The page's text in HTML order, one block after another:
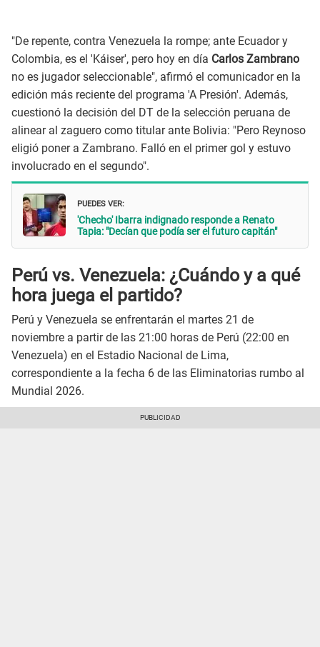
"De repente, contra Venezuela la rompe; ante Ecuador y
Colombia, es el 'Káiser', pero hoy en día Carlos Zambrano
no es jugador seleccionable", afirmó el comunicador en la
edición más reciente del programa 'A Presión'. Además,
cuestionó la decisión del DT de la selección peruana de
alinear al zaguero como titular ante Bolivia: "Pero Reynoso
eligió poner a Zambrano. Falló en el primer gol y estuvo
involucrado en el segundo".
PUEDES VER:
'Checho' Ibarra indignado responde a Renato
Tapia: "Decían que podía ser el futuro capitán"
Perú vs. Venezuela: ¿Cuándo y a qué
hora juega el partido?
Perú y Venezuela se enfrentarán el martes 21 de
noviembre a partir de las 21:00 horas de Perú (22:00 en
Venezuela) en el Estadio Nacional de Lima,
correspondiente a la fecha 6 de las Eliminatorias rumbo al
Mundial 2026.